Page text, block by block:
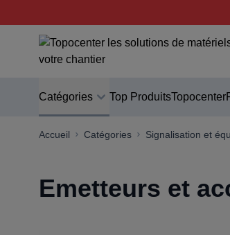
Aller au contenu
Catégories Top ProduitsTopocenter
Accueil Catégories Signalisation et
Emetteurs et